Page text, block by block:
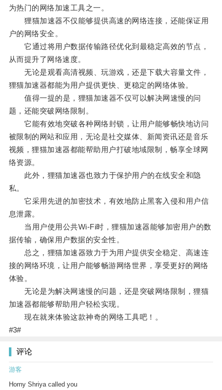
为热门的网络加速工具之一。
狸猫加速器不仅能够提供高速的网络连接，还能保证用
户的网络安全。
它通过将用户数据传输路径优化到最稳定高效的节点，
从而提升了网络速度。
无论是观看高清视频、玩游戏，还是下载大容量文件，
狸猫加速器都能为用户提供更快、更稳定的网络体验。
值得一提的是，狸猫加速器不仅可以解决网速慢的问
题，还能突破网络限制。
它能有效地突破各种网络封锁，让用户能够畅快地访问
被限制的网站和应用，无论是社交媒体、新闻资讯还是音乐
视频，狸猫加速器都能帮助用户打破地域限制，畅享全球网
络资源。
此外，狸猫加速器也致力于保护用户的在线安全和隐
私。
它采用先进的加密技术，有效地防止黑客入侵和用户信
息泄露。
当用户使用公共Wi-Fi时，狸猫加速器能够加密用户的数
据传输，确保用户数据的安全性。
总之，狸猫加速器致力于为用户提供安全稳定、高速连
接的网络环境，让用户能够畅游网络世界，享受更好的网络
体验。
无论是为解决网速慢的问题，还是突破网络限制，狸猫
加速器都能够帮助用户轻松实现。
现在就来体验这款神奇的网络工具吧！。
#3#
评论
游客
Horny Shriya called you